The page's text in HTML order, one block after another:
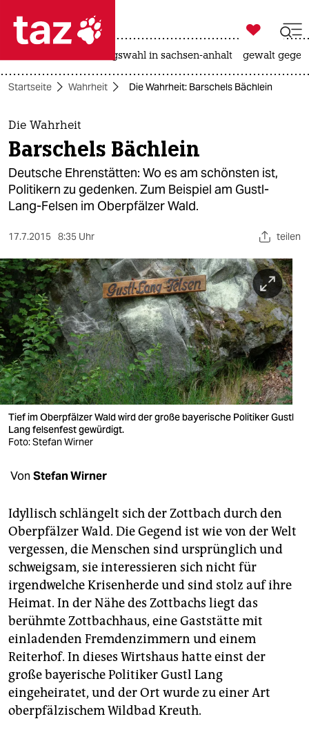
 taz zahl ich
taz zahl ich
themen
politik
öko
gesellschaft
sport
berlin
nord
wahrheit
verlag
verlag
shop
fragen & hilfe
unterstützen
abo
genossenschaft
epaper login

taz zahl ich
landtagswahl in sachsen-anhalt gewalt
Startseite Wahrheit Die Wahrheit: Barschels Bächlein
Die Wahrheit
Barschels Bächlein
Deutsche Ehrenstätten: Wo es am schönsten ist,
Politikern zu gedenken. Zum Beispiel am Gustl-
Lang-Felsen im Oberpfälzer Wald.
17.7.2015 8:35 Uhr teilen
Tief im Oberpfälzer Wald wird der große bayerische Politiker Gustl
Lang felsenfest gewürdigt.
Foto: Stefan Wirner
Von Stefan Wirner
Idyllisch schlängelt sich der Zottbach durch den
Oberpfälzer Wald. Die Gegend ist wie von der Welt
vergessen, die Menschen sind ursprünglich und
schweigsam, sie interessieren sich nicht für
irgendwelche Krisenherde und sind stolz auf ihre
Heimat. In der Nähe des Zottbachs liegt das
berühmte Zottbachhaus, eine Gaststätte mit
einladenden Fremdenzimmern und einem
Reiterhof. In dieses Wirtshaus hatte einst der
große bayerische Politiker Gustl Lang
eingeheiratet, und der Ort wurde zu einer Art
oberpfälzischem Wildbad Kreuth.